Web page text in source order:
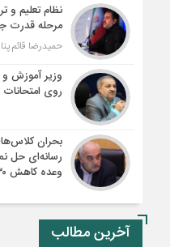
نظام تعلیم و
مرحله قدرت
حمیدرضا قائم
وزیر آموزش
روی
بحران
رسانه‌ای حل
وعده کاهش ۳۰ درصدی کلاس‌های پرتراکم است
آخرین مطالب